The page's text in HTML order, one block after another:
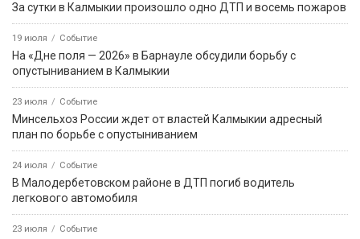
За сутки в Калмыкии произошло одно ДТП и восемь пожаров
19 июля Событие
На «Дне поля — 2026» в Барнауле обсудили борьбу с
опустыниванием в Калмыкии
23 июля Событие
Минсельхоз России ждет от властей Калмыкии адресный
план по борьбе с опустыниванием
24 июля Событие
В Малодербетовском районе в ДТП погиб водитель
легкового автомобиля
23 июля Событие